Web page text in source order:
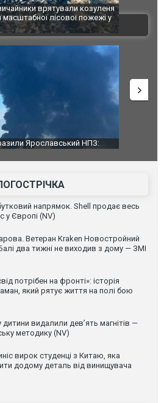
врятували козуленя
масштабної лісової пожежі у
СБУ за
Болгарії
ВІДЕО
Ярославський НПЗ:
заявив про наймасштабнішу
Неймар
напрямок. Shell продає весь
у Європі (NV)
Ветеран Kraken Новостройний
два тижні не виходив з дому — ЗМІ
потрібен на фронті»: історія
який рятує життя на полі бою
дитини видалили дев’ять магнітів —
методику (NV)
вирок студенці з Китаю, яка
додому деталь від винищувача